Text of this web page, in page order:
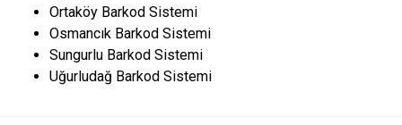
Ortaköy Barkod Sistemi
Osmancık Barkod Sistemi
Sungurlu Barkod Sistemi
Uğurludağ Barkod Sistemi